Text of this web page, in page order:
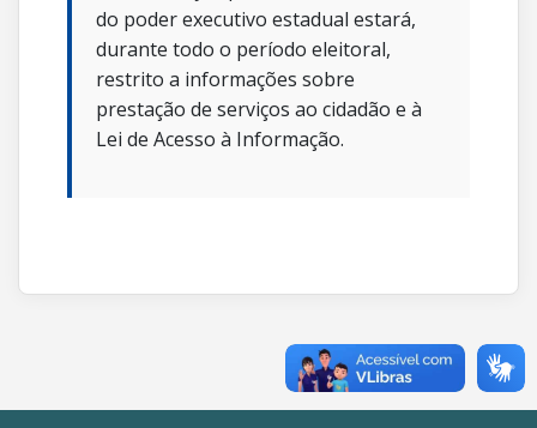
do poder executivo estadual estará,
durante todo o período eleitoral,
restrito a informações sobre
prestação de serviços ao cidadão e à
Lei de Acesso à Informação.